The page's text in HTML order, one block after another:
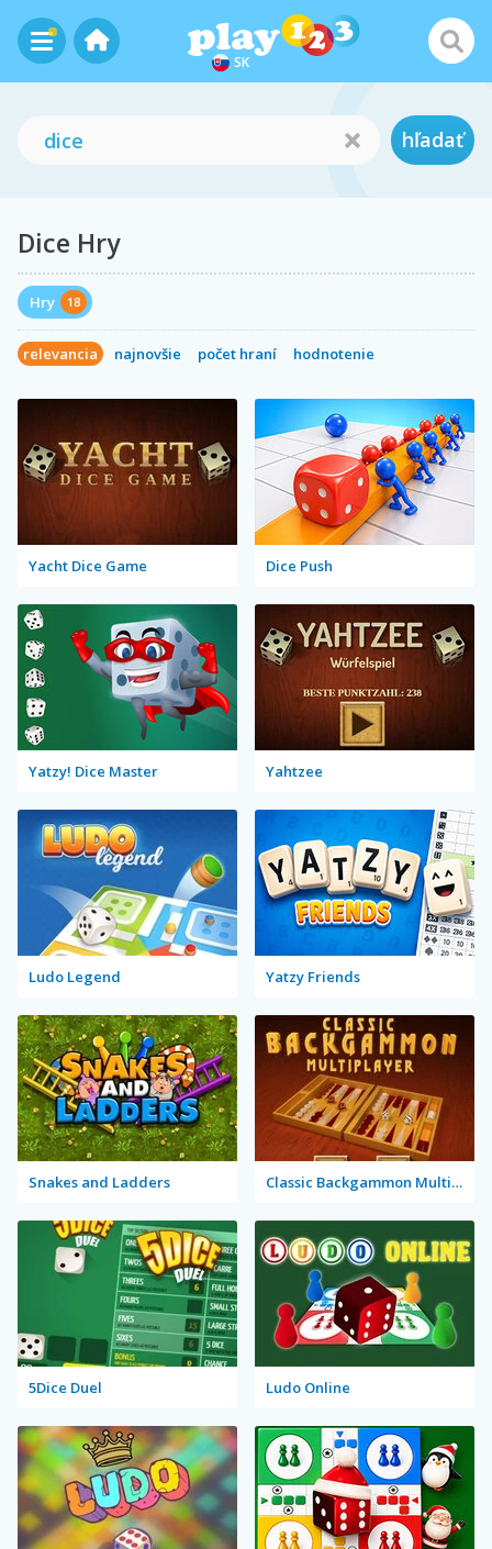
SK
hľadať
Dice Hry
Hry 18
relevancia najnovšie počet hraní hodnotenie
Yacht Dice Game Dice Push
Yatzy! Dice Master Yahtzee
Ludo Legend Yatzy Friends
Snakes and Ladders Classic Backgammon Multiplayer
5Dice Duel Ludo Online